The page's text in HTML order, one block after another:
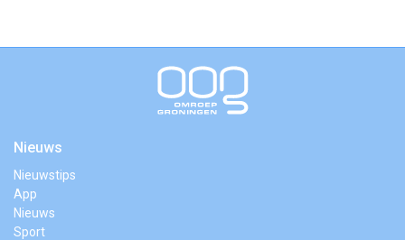
Nieuws
Nieuwstips
App
Nieuws
Sport